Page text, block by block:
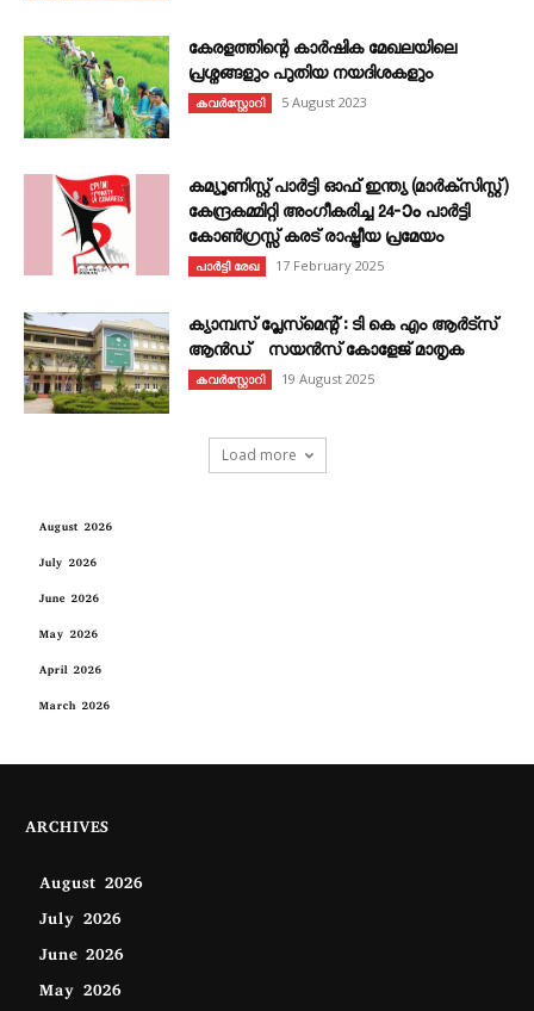
കേരളത്തിന്റെ കാർഷിക മേഖലയിലെ
പ്രശ്നങ്ങളും പുതിയ നയദിശകളും
കവര്‍സ്റ്റോറി 5 August 2023
കമ്യൂണിസ്റ്റ് പാർട്ടി ഓഫ് ഇന്ത്യ (മാർക്സിസ്റ്റ്)
കേന്ദ്രകമ്മിറ്റി അംഗീകരിച്ച 24‐ാം പാർട്ടി
കോൺഗ്രസ്സ് കരട് രാഷ്ട്രീയ പ്രമേയം
പാർട്ടി രേഖ 17 February 2025
ക്യാമ്പസ് പ്ലേസ്മെന്റ് : ടി കെ എം ആർട്സ്
ആൻഡ് സയൻസ് കോളേജ് മാതൃക
കവര്‍സ്റ്റോറി 19 August 2025
Load more
August 2026
July 2026
June 2026
May 2026
April 2026
March 2026
ARCHIVES
August 2026
July 2026
June 2026
May 2026